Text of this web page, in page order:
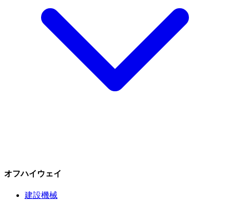
オフハイウェイ
建設機械